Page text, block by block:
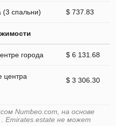
(3 спальни) $ 737.83
города $ 6 131.68
центра
$ 3 306.30
Numbeo.com, на основе
. Emirates.estate не может